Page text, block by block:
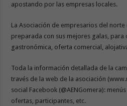
apostando por las empresas locales.
La Asociación de empresarios del norte
preparada con sus mejores galas,
gastronómica, oferta comercial,
Toda la información detallada de la
través de la web de la asociación
social Facebook (@AENGomera):
ofertas, participantes, etc.